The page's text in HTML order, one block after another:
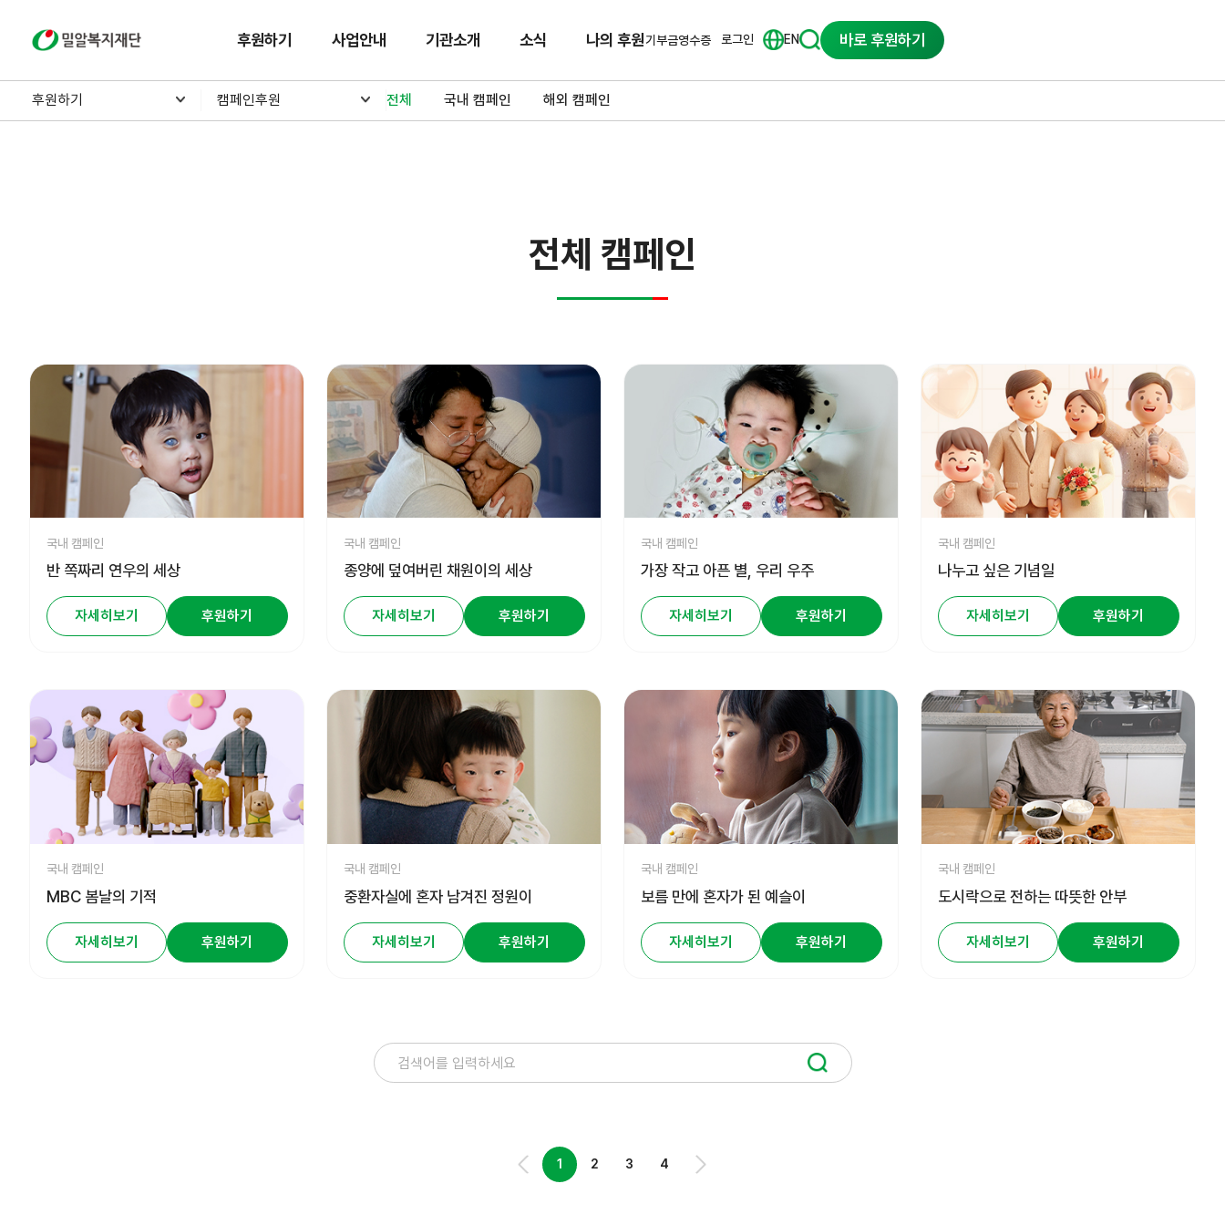
밀알복지재단 후원하기 사업안내 기관소개 소식 나의 후원기부금영수증 로그인 EN 바로 후원하기
후원하기 캠페인후원 전체 국내 캠페인 해외 캠페인
전체 캠페인
국내 캠페인
반 쪽짜리 연우의 세상
자세히보기 후원하기
국내 캠페인
종양에 덮여버린 채원이의 세상
자세히보기 후원하기
국내 캠페인
가장 작고 아픈 별, 우리 우주
자세히보기 후원하기
국내 캠페인
나누고 싶은 기념일
자세히보기 후원하기
국내 캠페인
MBC 봄날의 기적
자세히보기 후원하기
국내 캠페인
중환자실에 혼자 남겨진 정원이
자세히보기 후원하기
국내 캠페인
보름 만에 혼자가 된 예슬이
자세히보기 후원하기
국내 캠페인
도시락으로 전하는 따뜻한 안부
자세히보기 후원하기
1 2 3 4